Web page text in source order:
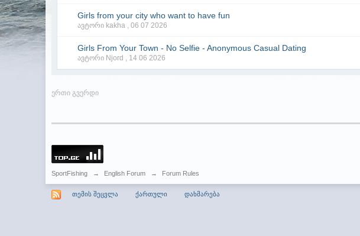
Girls from your city who want to have fun
ავტორი kakha ,06 07 2026
Girls From Your Town - No Selfie - Anonymous Casual Dating
ავტორი Njord , 14 06 2026
ერთი გვერდი
SportFishing → English Forum → Forum Rules
თემის შეცვლა ქართული დახმარება